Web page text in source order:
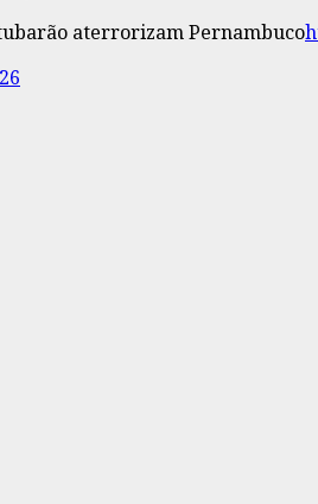
aterrorizam Pernambuco